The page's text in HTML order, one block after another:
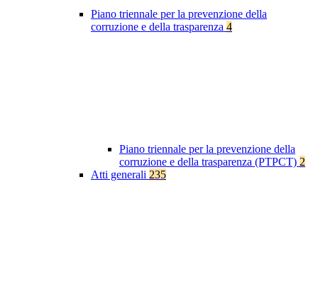
Piano triennale per la prevenzione della
corruzione e della trasparenza 4
Piano triennale per la prevenzione della
corruzione e della trasparenza (PTPCT) 2
Atti generali 235